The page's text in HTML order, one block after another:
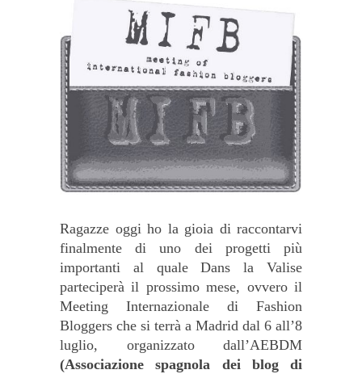
Ragazze oggi ho la gioia di raccontarvi
finalmente di uno dei progetti più
importanti al quale Dans la Valise
parteciperà il prossimo mese, ovvero il
Meeting Internazionale di Fashion
Bloggers che si terrà a Madrid dal 6 all’8
luglio, organizzato dall’AEBDM
(Associazione spagnola dei blog di